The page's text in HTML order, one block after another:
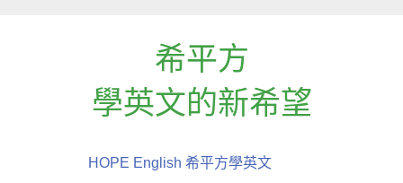
希平方
學英文的新希望
HOPE English 希平方學英文